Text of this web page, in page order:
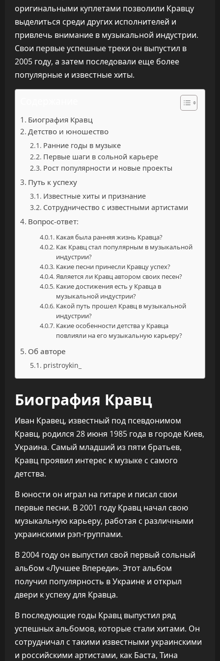
оригинальными куплетами позволили Кравцу
выделиться среди других исполнителей и
привлечь внимание в музыкальной индустрии.
Свои первые успешные треки он выпустил в
2005 году, а затем последовали еще более
популярные и известные хиты.
Биография Кравц
Детство и юношество
Ранние годы в музыке
Первые шаги в сольной карьере
Рост популярности и новые проекты
Путь к успеху
Известные хиты и признание
Сотрудничество с известными артистами
Вопрос-ответ:
Какая была ранняя жизнь Кравца?
Как Кравц стал популярным в музыкальной
индустрии?
Какие песни принесли Кравцу успех?
Является ли Кравц автором своих песен?
Какие достижения есть у Кравца в
музыкальной индустрии?
Какой путь прошел Кравц в музыкальной
индустрии?
Какие особенности детства у Кравца
повлияли на его музыкальную карьеру?
Об авторе
pristroykin_
Биография Кравц
Иван Кравец, известный под псевдонимом
Кравц, родился 28 июня 1985 года в городе Киев,
Украина. Самый младший из пяти братьев,
Кравц проявил интерес к музыке с самого
детства.
В юности он играл на гитаре и писал свои
первые песни. В 2001 году Кравц начал свою
музыкальную карьеру, работая с различными
украинскими рэп-группами.
В 2004 году он выпустил свой первый сольный
альбом «Лучшее Впереди». Этот альбом
получил популярность в Украине и открыл
двери к успеху для Кравца.
В последующие годы Кравц выпустил ряд
успешных альбомов, которые стали хитами. Он
сотрудничал с такими известными украинскими
и российскими артистами, как Баста, Тина